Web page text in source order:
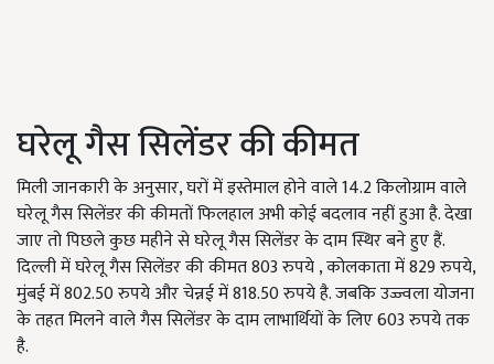
घरेलू गैस सिलेंडर की कीमत
मिली जानकारी के अनुसार, घरों में इस्तेमाल होने वाले 14.2 किलोग्राम वाले
घरेलू गैस सिलेंडर की कीमतों फिलहाल अभी कोई बदलाव नहीं हुआ है. देखा
जाए तो पिछले कुछ महीने से घरेलू गैस सिलेंडर के दाम स्थिर बने हुए हैं.
दिल्ली में घरेलू गैस सिलेंडर की कीमत 803 रुपये , कोलकाता में 829 रुपये,
मुंबई में 802.50 रुपये और चेन्नई में 818.50 रुपये है. जबकि उज्ज्वला योजना
के तहत मिलने वाले गैस सिलेंडर के दाम लाभार्थियों के लिए 603 रुपये तक
है.